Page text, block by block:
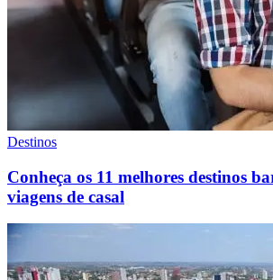
Destinos
Conheça os 11 melhores destinos
viagens de casal